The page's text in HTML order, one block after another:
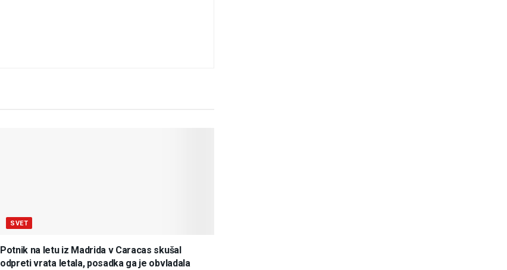
SVET
Potnik na letu iz Madrida v Caracas skušal
odpreti vrata letala, posadka ga je obvladala